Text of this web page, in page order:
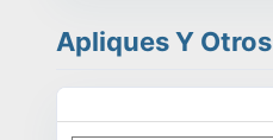
Apliques Y Otros